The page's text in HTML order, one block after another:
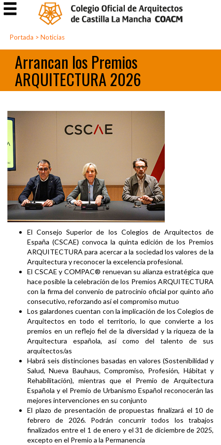
Portada > Noticias
Arrancan los Premios
ARQUITECTURA 2026
El Consejo Superior de los Colegios de Arquitectos de
España (CSCAE) convoca la quinta edición de los Premios
ARQUITECTURA para acercar a la sociedad los valores de la
Arquitectura y reconocer la excelencia profesional.
El CSCAE y COMPAC® renuevan su alianza estratégica que
hace posible la celebración de los Premios ARQUITECTURA
con la firma del convenio de patrocinio oficial por quinto año
consecutivo, reforzando así el compromiso mutuo
Los galardones cuentan con la implicación de los Colegios de
Arquitectos en todo el territorio, lo que convierte a los
premios en un reflejo fiel de la diversidad y la riqueza de la
Arquitectura española, así como del talento de sus
arquitectos/as
Habrá seis distinciones basadas en valores (Sostenibilidad y
Salud, Nueva Bauhaus, Compromiso, Profesión, Hábitat y
Rehabilitación), mientras que el Premio de Arquitectura
Española y el Premio de Urbanismo Español reconocerán las
mejores intervenciones en su conjunto
El plazo de presentación de propuestas finalizará el 10 de
febrero de 2026. Podrán concurrir todos los trabajos
finalizados entre el 1 de enero y el 31 de diciembre de 2025,
excepto en el Premio a la Permanencia